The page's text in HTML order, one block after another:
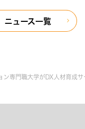
ニュース一覧
専門職大学がDX人材育成